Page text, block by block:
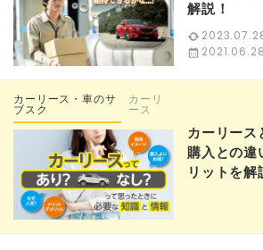
解説！
2021.06.28
カーリース・車のサ
ブスク
カーリ
ース
カーリース
購入との違
リットを解